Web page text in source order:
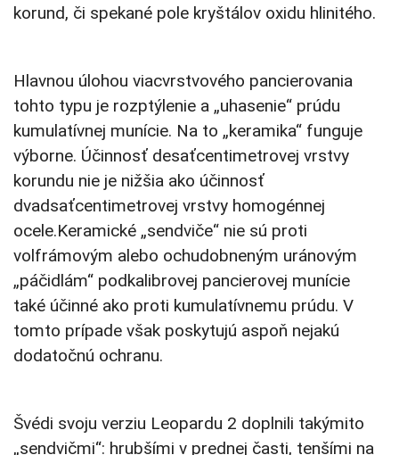
korund, či spekané pole kryštálov oxidu hlinitého.
Hlavnou úlohou viacvrstvového pancierovania
tohto typu je rozptýlenie a „uhasenie“ prúdu
kumulatívnej munície. Na to „keramika“ funguje
výborne. Účinnosť desaťcentimetrovej vrstvy
korundu nie je nižšia ako účinnosť
dvadsaťcentimetrovej vrstvy homogénnej
ocele.Keramické „sendviče“ nie sú proti
volfrámovým alebo ochudobneným uránovým
„páčidlám“ podkalibrovej pancierovej munície
také účinné ako proti kumulatívnemu prúdu. V
tomto prípade však poskytujú aspoň nejakú
dodatočnú ochranu.
Švédi svoju verziu Leopardu 2 doplnili takýmito
„sendvičmi“: hrubšími v prednej časti, tenšími na